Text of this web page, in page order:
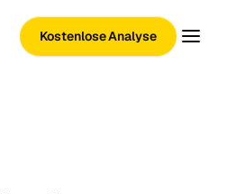
Kostenlose Analyse